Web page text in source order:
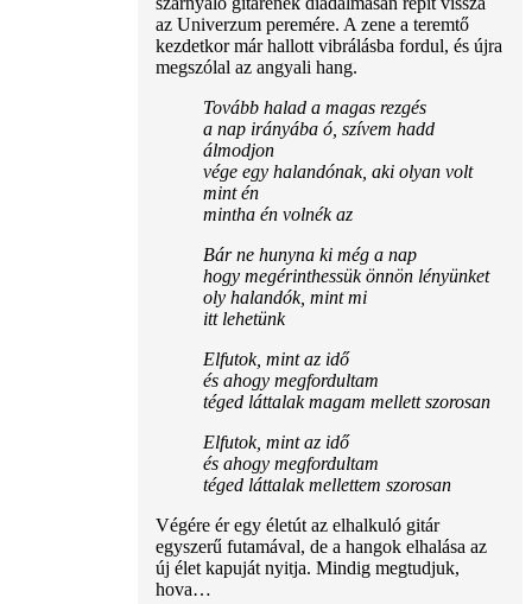
az Univerzum peremére. A zene a teremtő
kezdetkor már hallott vibrálásba fordul, és újra
megszólal az angyali hang.
Tovább halad a magas rezgés
a nap irányába ó, szívem hadd
álmodjon
vége egy halandónak, aki olyan volt
mint én
mintha én volnék az
Bár ne hunyna ki még a nap
hogy megérinthessük önnön lényünket
oly halandók, mint mi
itt lehetünk
Elfutok, mint az idő
és ahogy megfordultam
téged láttalak magam mellett szorosan
Elfutok, mint az idő
és ahogy megfordultam
téged láttalak mellettem szorosan
Végére ér egy életút az elhalkuló gitár
egyszerű futamával, de a hangok elhalása az
új élet kapuját nyitja. Mindig megtudjuk,
hova…